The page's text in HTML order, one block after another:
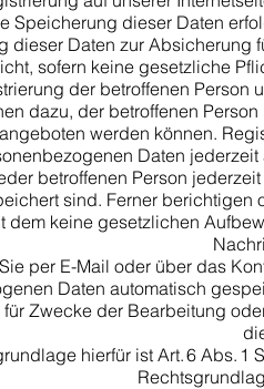
Speicherung dieser Daten
dieser Daten zur Absicherung
sofern keine gesetzliche
der betroffenen Person
dazu, der betroffenen
werden können.
Daten
betroffenen Person
sind. Ferner
dem keine gesetzlichen
per E-Mail oder über das
Daten automatisch
Zwecke der Bearbeitung
hierfür ist Art. 6 Abs. 1